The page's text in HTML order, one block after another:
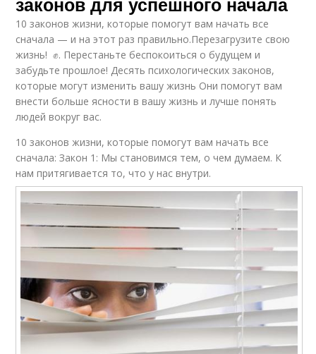
10 законов жизни, которые помогут вам начать все
сначала — и на этот раз правильно.Перезагрузите свою
жизнь! ✊. Перестаньте беспокоиться о будущем и
забудьте прошлое! Десять психологических законов,
которые могут изменить вашу жизнь Они помогут вам
внести больше ясности в вашу жизнь и лучше понять
людей вокруг вас.
10 законов жизни, которые помогут вам начать все
сначала: Закон 1: Мы становимся тем, о чем думаем. К
нам притягивается то, что у нас внутри.